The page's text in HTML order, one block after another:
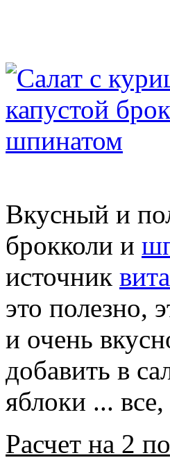
Вкусный и
брокколи и
источник
это полезно,
и очень
добавить в
яблоки ...
Расчет на 2